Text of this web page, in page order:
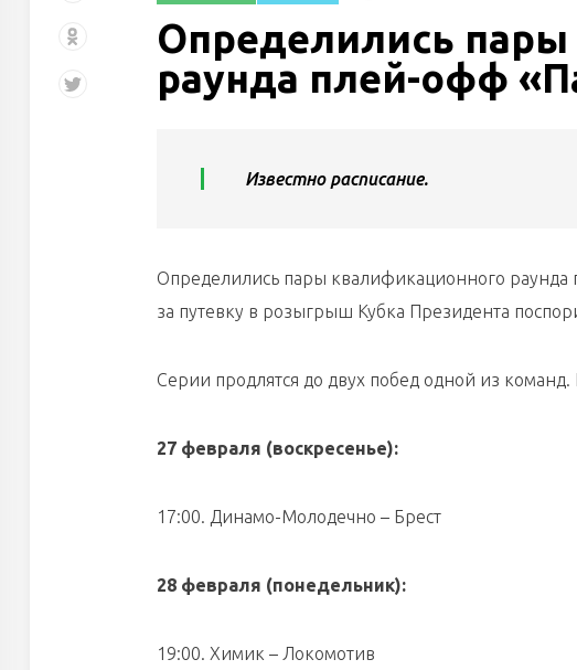
Определились
раунда плей-офф
Известно расписание.
Определились пары квалификационного
за путевку в розыгрыш Кубка Президента
Серии продлятся до двух побед одной из
27 февраля (воскресенье):
17:00. Динамо-Молодечно – Брест
28 февраля (понедельник):
19:00. Химик – Локомотив